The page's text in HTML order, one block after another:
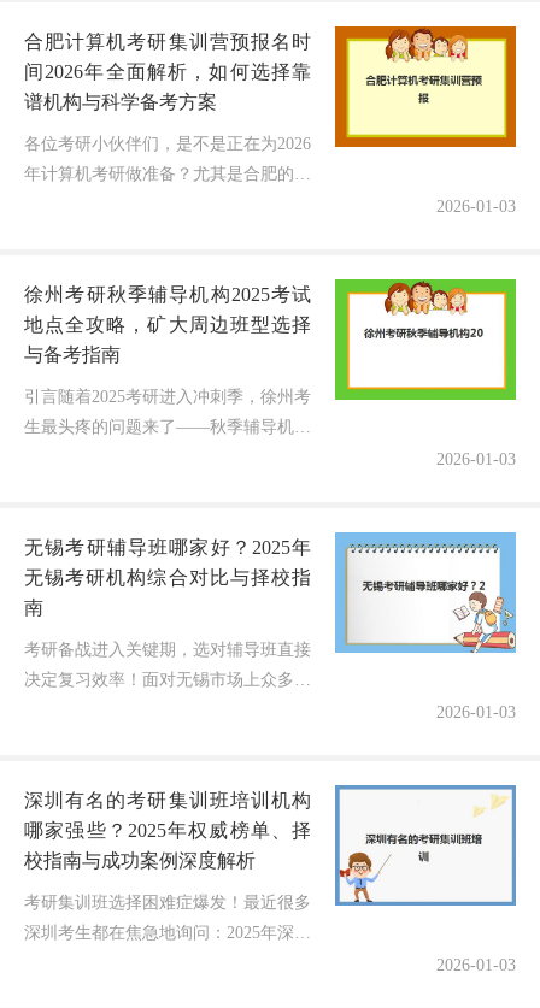
合肥计算机考研集训营预报名时
间2026年全面解析，如何选择靠
谱机构与科学备考方案
各位考研小伙伴们，是不是正在为2026
年计算机考研做准备？尤其是合肥的考
2026-01-03
徐州考研秋季辅导机构2025考试
地点全攻略，矿大周边班型选择
与备考指南
引言随着2025考研进入冲刺季，徐州考
生最头疼的问题来了——秋季辅导机构
2026-01-03
无锡考研辅导班哪家好？2025年
无锡考研机构综合对比与择校指
南
考研备战进入关键期，选对辅导班直接
决定复习效率！面对无锡市场上众多的
多...
2026-01-03
深圳有名的考研集训班培训机构
哪家强些？2025年权威榜单、择
校指南与成功案例深度解析
考研集训班选择困难症爆发！最近很多
深圳考生都在焦急地询问：2025年深圳
2026-01-03